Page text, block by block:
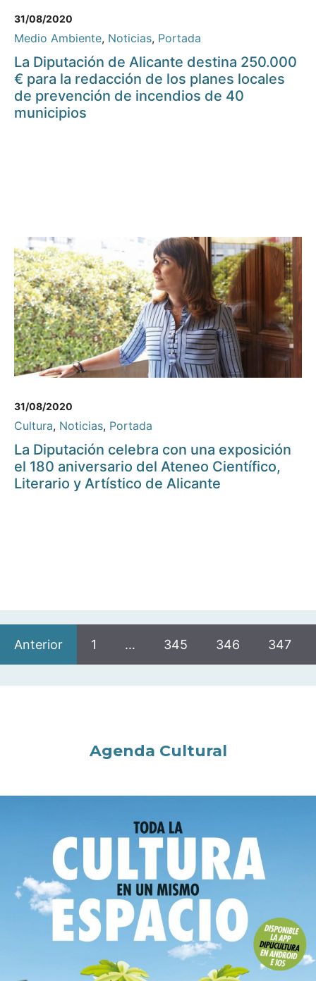
31/08/2020
Medio Ambiente, Noticias, Portada
La Diputación de Alicante destina 250.000
€ para la redacción de los planes locales
de prevención de incendios de 40
municipios
31/08/2020
Cultura, Noticias, Portada
La Diputación celebra con una exposición
el 180 aniversario del Ateneo Científico,
Literario y Artístico de Alicante
Anterior 1 … 345 346 347
Agenda Cultural